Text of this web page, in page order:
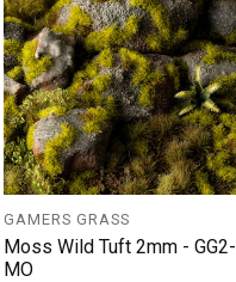
GAMERS GRASS
Moss Wild Tuft 2mm - GG2-
MO